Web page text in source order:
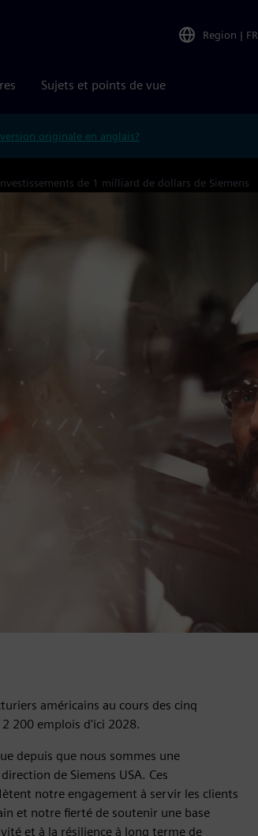
Region | FR
Sujets et points de vue
originale en anglais?
de 1 milliard de dollars de Siemens
américains au cours des cinq
200 emplois d'ici 2028.
depuis que nous sommes une
de Siemens USA. Ces
notre engagement à servir les clients
et notre fierté de soutenir une base
et à la résilience à long terme de